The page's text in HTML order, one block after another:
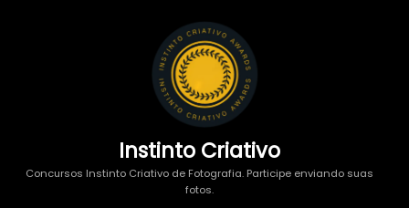
Instinto Criativo
Concursos Instinto Criativo de Fotografia. Participe enviando suas
fotos.